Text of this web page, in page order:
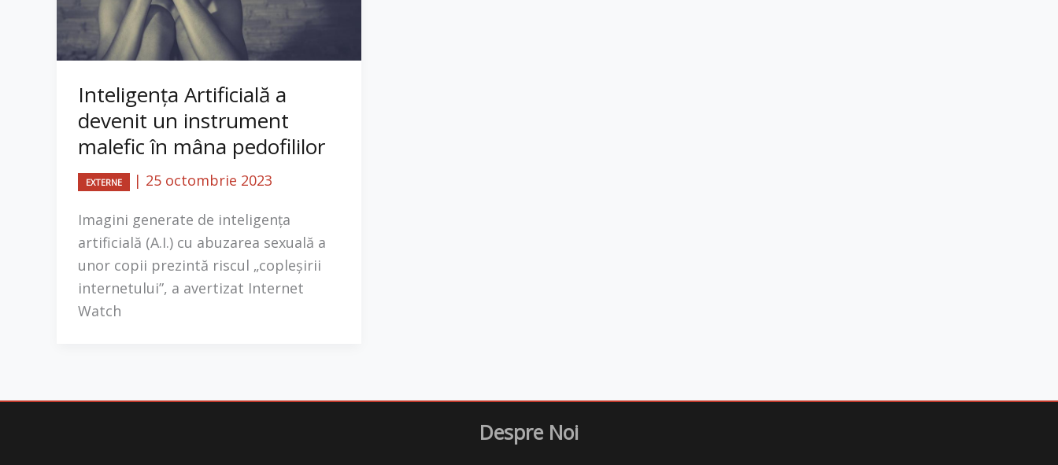
Inteligența Artificială a
devenit un instrument
malefic în mâna pedofililor
EXTERNE | 25 octombrie 2023
Imagini generate de inteligența
artificială (A.I.) cu abuzarea sexuală a
unor copii prezintă riscul „copleșirii
internetului”, a avertizat Internet
Watch
Despre Noi